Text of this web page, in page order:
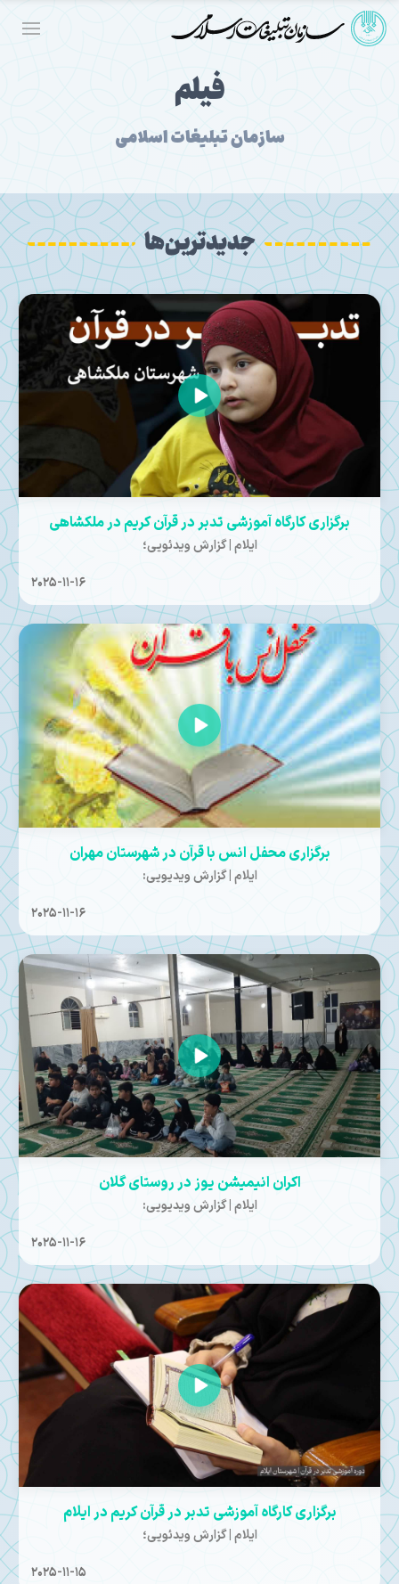
فیلم
سازمان تبلیغات اسلامی
جدیدترین‌ها
برگزاری کارگاه آموزشی تدبر در قرآن کریم در ملکشاهی
ایلام | گزارش ویدئویی؛
2025-11-16
برگزاری محفل انس با قرآن در شهرستان مهران
ایلام | گزارش ویدیویی:
2025-11-16
اکران انیمیشن یوز در روستای گلان
ایلام | گزارش ویدیویی:
2025-11-16
برگزاری کارگاه آموزشی تدبر در قرآن کریم در ایلام
ایلام | گزارش ویدئویی؛
2025-11-15